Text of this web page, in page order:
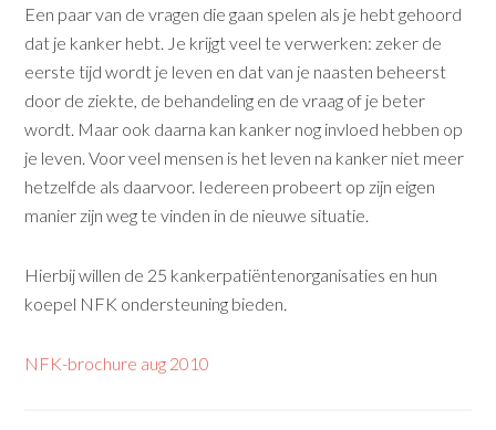
Een paar van de vragen die gaan spelen als je hebt gehoord
dat je kanker hebt. Je krijgt veel te verwerken: zeker de
eerste tijd wordt je leven en dat van je naasten beheerst
door de ziekte, de behandeling en de vraag of je beter
wordt. Maar ook daarna kan kanker nog invloed hebben op
je leven. Voor veel mensen is het leven na kanker niet meer
hetzelfde als daarvoor. Iedereen probeert op zijn eigen
manier zijn weg te vinden in de nieuwe situatie.
Hierbij willen de 25 kankerpatiëntenorganisaties en hun
koepel NFK ondersteuning bieden.
NFK-brochure aug 2010